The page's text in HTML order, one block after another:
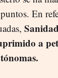
En
a